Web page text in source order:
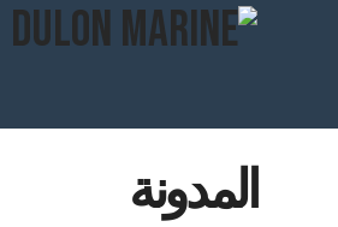
المدونة